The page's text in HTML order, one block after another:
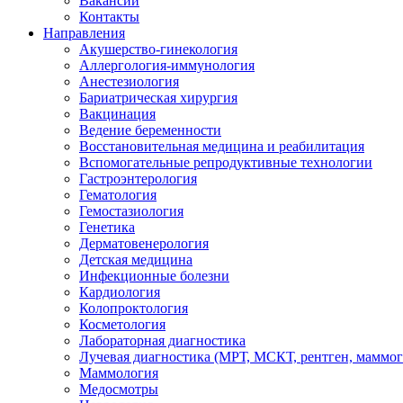
Контакты
Направления
Акушерство-гинекология
Аллергология-иммунология
Анестезиология
Бариатрическая хирургия
Вакцинация
Ведение беременности
Восстановительная медицина и реабилитация
Вспомогательные репродуктивные технологии
Гастроэнтерология
Гематология
Гемостазиология
Генетика
Дерматовенерология
Детская медицина
Инфекционные болезни
Кардиология
Колопроктология
Косметология
Лабораторная диагностика
Лучевая диагностика (МРТ, МСКТ, рентген,
Маммология
Медосмотры